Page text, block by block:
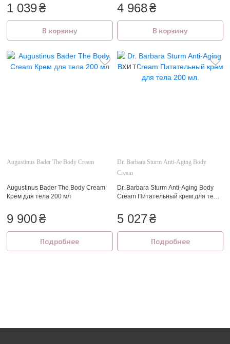
1 039₴
В корзину
4 968₴
В корзину
Augustinus Bader The Body Cream
Augustinus Bader The Body Cream
Крем для тела 200 мл
9 900₴
Подробнее
ХИТ!
Dr. Barbara Sturm Anti-Aging Body
Cream
Dr. Barbara Sturm Anti-Aging Body
Cream Питательный крем для тела
5 027₴
Подробнее